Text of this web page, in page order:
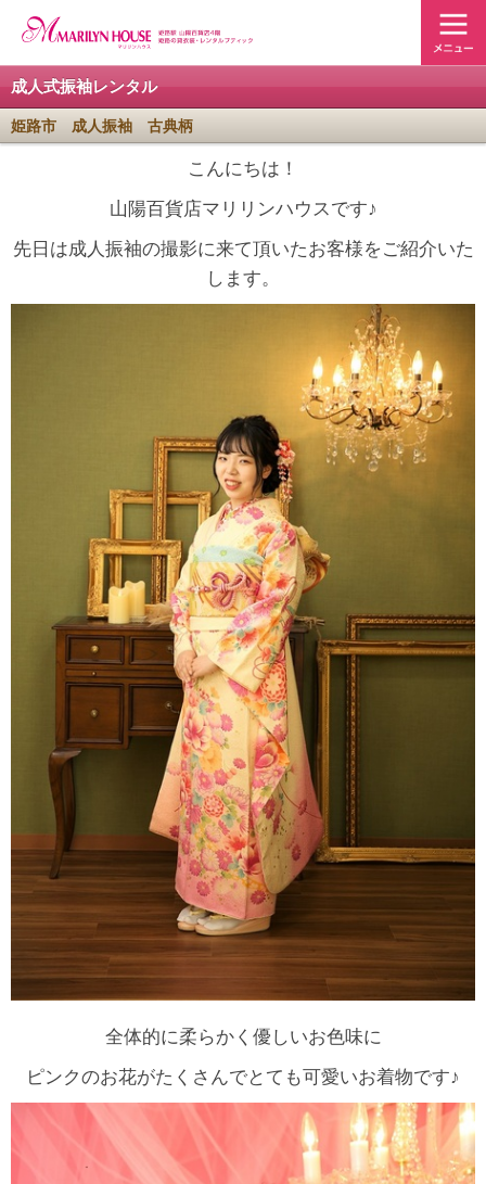
成人式振袖レンタル
姫路市 成人振袖 古典柄
こんにちは！
山陽百貨店マリリンハウスです♪
先日は成人振袖の撮影に来て頂いたお客様をご紹介いた
します。
全体的に柔らかく優しいお色味に
ピンクのお花がたくさんでとても可愛いお着物です♪